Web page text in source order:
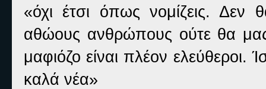
«όχι έτσι όπως νομίζεις.
αθώους ανθρώπους ούτε θα
μαφιόζο είναι πλέον
καλά νέα»